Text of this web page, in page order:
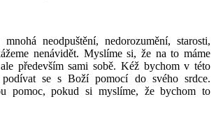
neodpuštění, nedorozumění, starosti,
nenávidět. Myslíme si, že na to máme
především sami sobě. Kéž bychom v této
se s Boží pomocí do svého srdce.
pomoc, pokud si myslíme, že bychom to